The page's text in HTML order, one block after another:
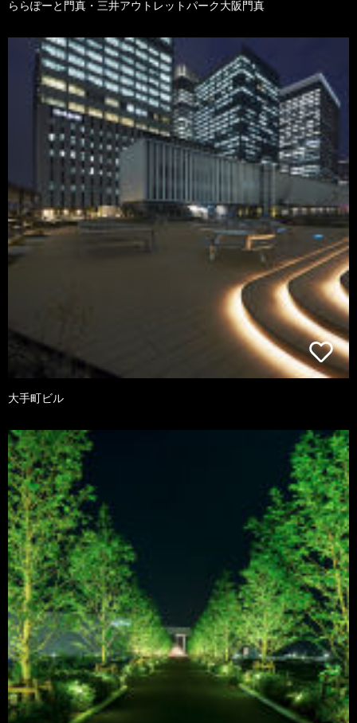
ららぽーと門真・三井アウトレットパーク大阪門真
大手町ビル